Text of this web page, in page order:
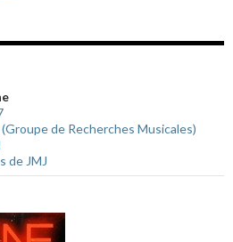
de Recherches Musicales)
de JMJ